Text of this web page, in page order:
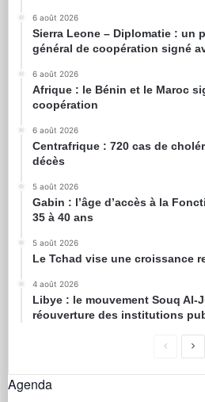
6 août 2026
Sierra Leone – Diplomatie : un
général de coopération signé
6 août 2026
Afrique : le Bénin et le Maroc
coopération
6 août 2026
Centrafrique : 720 cas de
décès
5 août 2026
Gabin : l’âge d’accès à la
35 à 40 ans
5 août 2026
Le Tchad vise une croissance
4 août 2026
Libye : le mouvement Souq Al-
réouverture des institutions
Agenda